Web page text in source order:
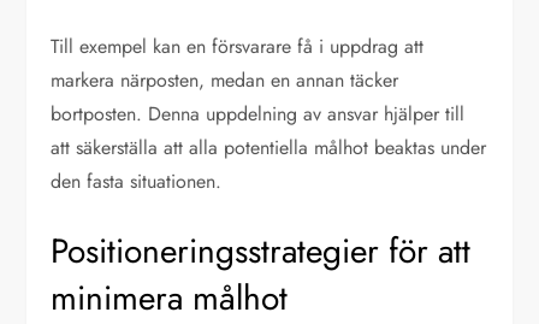
Till exempel kan en försvarare få i uppdrag att
markera närposten, medan en annan täcker
bortposten. Denna uppdelning av ansvar hjälper till
att säkerställa att alla potentiella målhot beaktas under
den fasta situationen.
Positioneringsstrategier för att
minimera målhot